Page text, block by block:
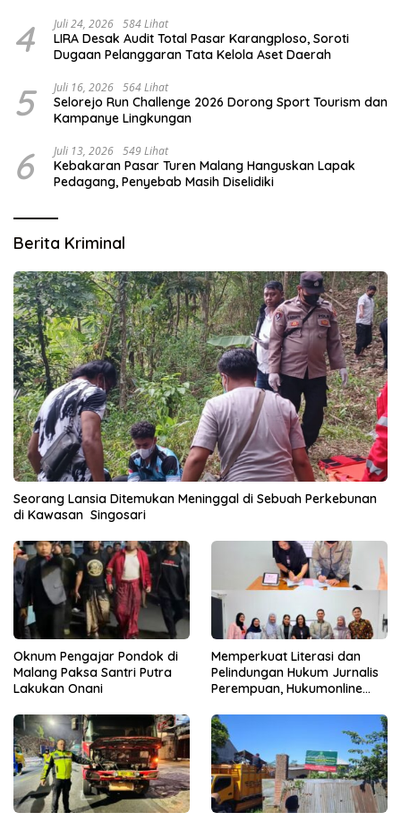
4 Juli 24, 2026 584 Lihat
LIRA Desak Audit Total Pasar Karangploso, Soroti
Dugaan Pelanggaran Tata Kelola Aset Daerah
5 Juli 16, 2026 564 Lihat
Selorejo Run Challenge 2026 Dorong Sport Tourism dan
Kampanye Lingkungan
6 Juli 13, 2026 549 Lihat
Kebakaran Pasar Turen Malang Hanguskan Lapak
Pedagang, Penyebab Masih Diselidiki
Berita Kriminal
Seorang Lansia Ditemukan Meninggal di Sebuah Perkebunan
di Kawasan Singosari
Oknum Pengajar Pondok di
Malang Paksa Santri Putra
Lakukan Onani
Memperkuat Literasi dan
Pelindungan Hukum Jurnalis
Perempuan, Hukumonline
Gratis